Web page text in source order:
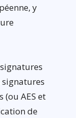
y
signatures
(ou AES et
de